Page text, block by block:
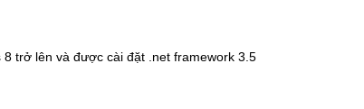
trở lên và được cài đặt .net framework 3.5